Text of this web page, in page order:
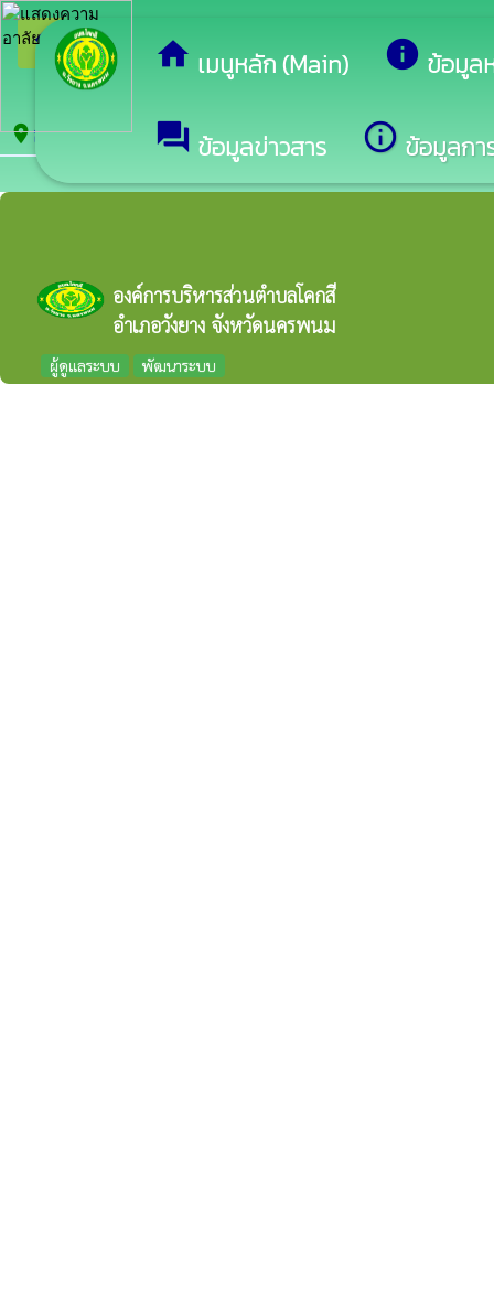
home เมนูหลัก (Main) info ข้อมูล
forum ข้อมูลข่าวสาร info_outline ข้อมูลก
arrow_back_iosกลับเมนูหลัก
location_onลานกีฬา/สนามกีฬา
องค์การบริหารส่วนตำบลโคกสี
อำเภอวังยาง จังหวัดนครพนม
ผู้ดูแลระบบ พัฒนาระบบ